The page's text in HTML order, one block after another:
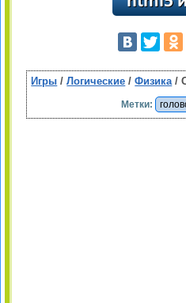
Игры /Логические /Физика/
Метки: